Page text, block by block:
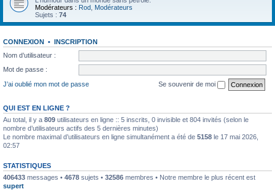
Modérateurs : Rod Modérateurs
Sujets : 74
CONNEXION • INSCRIPTION
Nom d’utilisateur :
Mot de passe :
J’ai oublié mon mot de passe
Se souvenir de moi
QUI EST EN LIGNE ?
Au total, il y a 809 utilisateurs en ligne :: 5 inscrits, 0 invisible et 804 invités (selon le
nombre d’utilisateurs actifs des 5 dernières minutes)
Le nombre maximal d’utilisateurs en ligne simultanément a été de 5158 le 17 mai 2026,
02:57
STATISTIQUES
406433 messages • 4678 sujets • 32586 membres • Notre membre le plus récent est
supert